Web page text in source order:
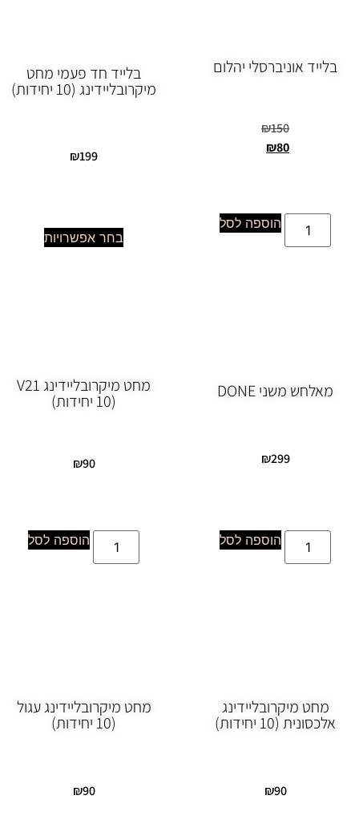
בלייד אוניברסלי יהלום
₪150
₪80
הוספה לסל
בלייד חד פעמי מחט
מיקרובליידינג (10 יחידות)
₪199
בחר אפשרויות
מאלחש משני DONE
₪299
הוספה לסל
מחט מיקרובליידינג V21
(10 יחידות)
₪90
הוספה לסל
מחט מיקרובליידינג
אלכסונית (10 יחידות)
₪90
מחט מיקרובליידינג עגול
(10 יחידות)
₪90